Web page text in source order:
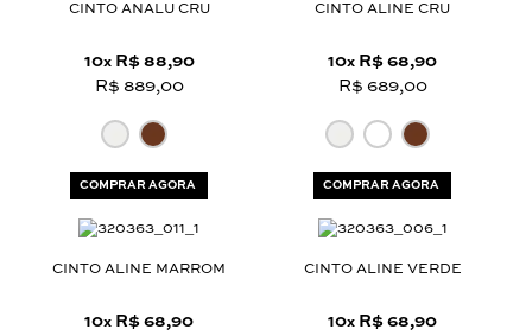
CINTO ANALU CRU
10x R$ 88,90
R$ 889,00
COMPRAR AGORA
CINTO ALINE CRU
10x R$ 68,90
R$ 689,00
COMPRAR AGORA
CINTO ALINE MARROM
10x R$ 68,90
CINTO ALINE VERDE
10x R$ 68,90